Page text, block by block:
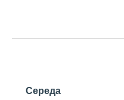
Середа